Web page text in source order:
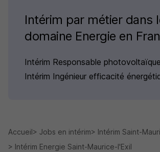
Intérim par métier dans
domaine Energie en
Intérim Responsable photovoltaïque
Intérim Ingénieur efficacité
Accueil Jobs en intérim
Intérim Saint-
Intérim Energie Saint-Maurice-l'Exil